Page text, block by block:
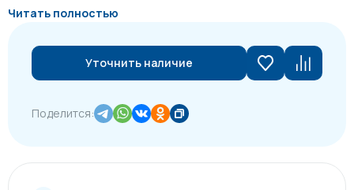
Читать полностью
Уточнить наличие
Поделится: